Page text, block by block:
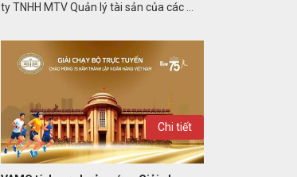
ty TNHH MTV Quản lý tài sản của các ...
Chi tiết